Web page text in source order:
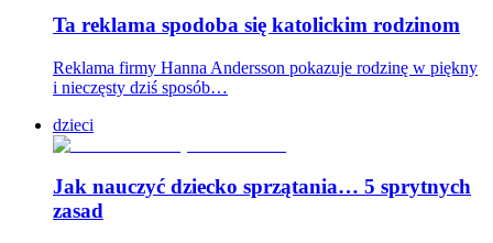
Ta reklama spodoba się katolickim rodzinom
Reklama firmy Hanna Andersson pokazuje rodzinę w piękny
i nieczęsty dziś sposób…
dzieci
Jak nauczyć dziecko sprzątania… 5 sprytnych
zasad